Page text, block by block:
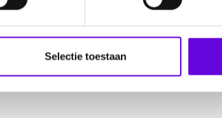
Selectie toestaan